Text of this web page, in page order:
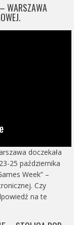
WARSZAWA
doczekała
25 października
Week” –
Czy
na te